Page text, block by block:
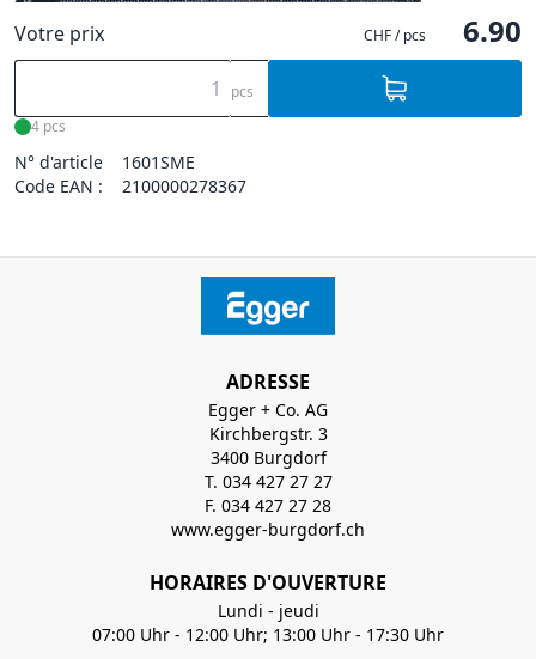
Votre prix CHF / pcs 6.90
pcs
4 pcs
N° d'article
1601SME
Code EAN :
2100000278367
ADRESSE
Egger + Co. AG
Kirchbergstr. 3
3400 Burgdorf
T. 034 427 27 27
F. 034 427 27 28
www.egger-burgdorf.ch
HORAIRES D'OUVERTURE
Lundi - jeudi
07:00 Uhr - 12:00 Uhr; 13:00 Uhr - 17:30 Uhr